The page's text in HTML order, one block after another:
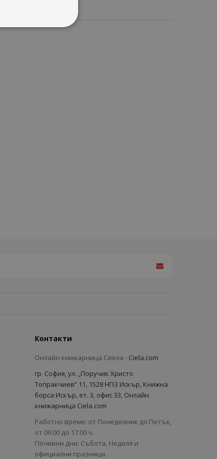
Контакти
Онлайн книжарница Сиела - Ciela.com
гр. София, ул. „Поручик Христо
Топракчиев“ 11, 1528 НПЗ Искър, Книжна
борса Искър, ет. 3, офис 33, Онлайн
книжарница Ciela.com
Работно време: от Понеделник до Петък,
от 09:00 до 17:00 ч.
Почивни дни: Събота, Неделя и
официални празници.